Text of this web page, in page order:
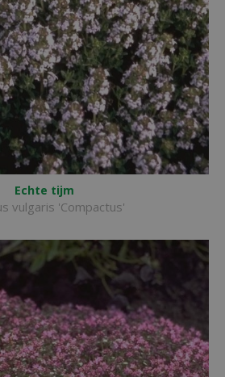
Echte tijm
vulgaris 'Compactus'